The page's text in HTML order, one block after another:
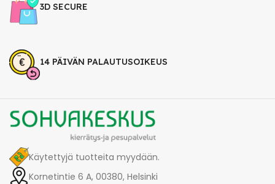
3D SECURE
14 PÄIVÄN PALAUTUSOIKEUS
Käytettyjä tuotteita myydään.
Kornetintie 6 A, 00380, Helsinki